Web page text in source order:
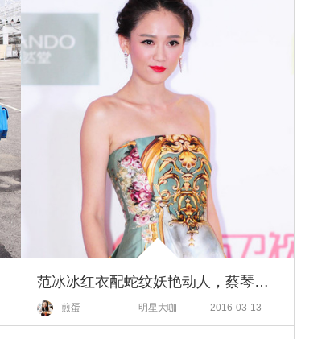
范冰冰红衣配蛇纹妖艳动人，蔡琴一斤发胶穿越大上海！
煎蛋 明星大咖 2016-03-13